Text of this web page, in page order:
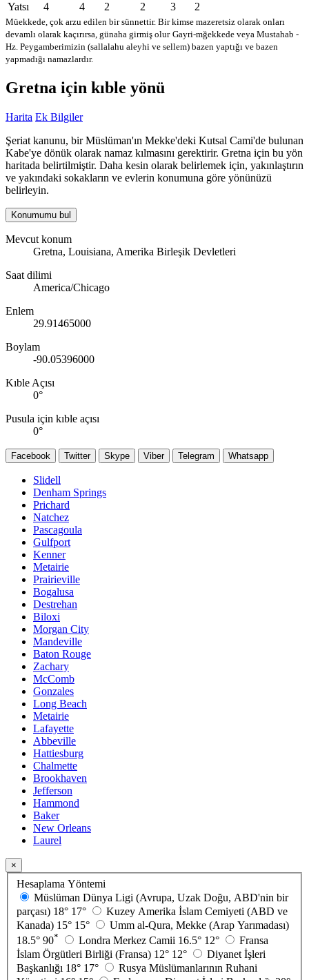
Yatsı
4 4 2 2 3 2
Müekkede, çok arzu edilen bir sünnettir. Bir kimse mazeretsiz olarak onları
devamlı olarak kaçırırsa, günaha girmiş olur Gayri-mğekkede veya Mustahab -
Hz. Peygamberimizin (sallalahu aleyhi ve sellem) bazen yaptığı ve bazen
yapmadığı namazlardır.
Gretna için kıble yönü
Harita Ek Bilgiler
Şeriat kanunu, bir Müslüman'ın Mekke'deki Kutsal Cami'de bulunan
Kabe'ye dönük olarak namaz kılmasını gerektirir. Gretna için bu yön
haritada belirtilmiştir. Daha kesin olarak belirlemek için, yakınlaştırın
ve yakındaki sokakların ve evlerin konumuna göre yönünüzü
belirleyin.
Konumumu bul
Mevcut konum
Gretna, Louisiana, Amerika Birleşik Devletleri
Saat dilimi
America/Chicago
Enlem
29.91465000
Boylam
-90.05396000
Kıble Açısı
0°
Pusula için kıble açısı
0°
Facebook Twitter Skype Viber Telegram Whatsapp
Slidell
Denham Springs
Prichard
Natchez
Pascagoula
Gulfport
Kenner
Metairie
Prairieville
Bogalusa
Destrehan
Biloxi
Morgan City
Mandeville
Baton Rouge
Zachary
McComb
Gonzales
Long Beach
Metairie
Lafayette
Abbeville
Hattiesburg
Chalmette
Brookhaven
Jefferson
Hammond
Baker
New Orleans
Laurel
×
Hesaplama Yöntemi
Müslüman Dünya Ligi (Avrupa, Uzak Doğu, ABD'nin bir
parçası) 18° 17°
Kuzey Amerika İslam Cemiyeti (ABD ve
Kanada) 15° 15°
Umm al-Qura, Mekke (Arap Yarımadası)
18.5° 90* Londra Merkez Camii 16.5° 12°
Fransa
İslam Örgütleri Birliği (Fransa) 12° 12°
Diyanet İşleri
Başkanlığı 18° 17°
Rusya Müslümanlarının Ruhani